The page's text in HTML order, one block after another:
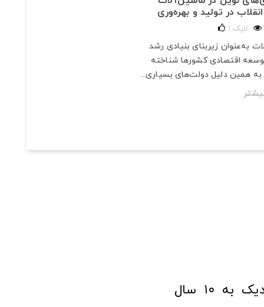
در تولید و بهره‌وری
1 لایک
به‌عنوان زیربنای بنیادی رشد
اقتصادی کشورها شناخته
همین دلیل دولت‌های بسیاری...
فروشگاه آنلاین ابزار و تجهیزات صنعتی کولیس با افتخار نزدیک به ۱۰ سال